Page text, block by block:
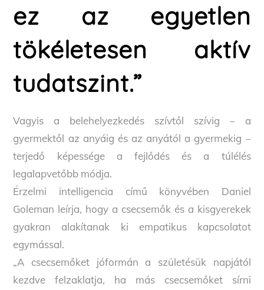
ez az egyetlen
tökéletesen aktív
tudatszint.”
Vagyis a belehelyezkedés szívtől szívig – a
gyermektől az anyáig és az anyától a gyermekig –
terjedő képessége a fejlődés és a túlélés
legalapvetőbb módja.
Érzelmi intelligencia című könyvében Daniel
Goleman leírja, hogy a csecsemők és a kisgyerekek
gyakran alakítanak ki empatikus kapcsolatot
egymással.
„A csecsemőket jóformán a születésük napjától
kezdve felzaklatja, ha más csecsemőket sírni